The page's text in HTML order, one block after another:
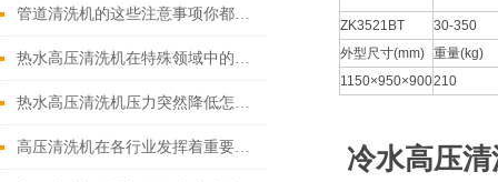
管道清洗机的这些注意事项你都落实到位了吗
热水高压清洗机在特殊领域中的应用
热水高压清洗机压力突然降低怎么回事
高压清洗机在各行业发挥着重要的作用
ZK3521BT
30-350
外型尺寸(mm) 重量(kg)
1150×950×900210
冷水高压